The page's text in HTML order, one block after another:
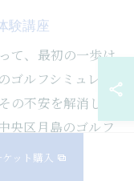
験講座
て、最初の一歩は
ルフシミュレー
の不安を解消し、
央区月島のゴルフ
プログラムを提供
ケット購入